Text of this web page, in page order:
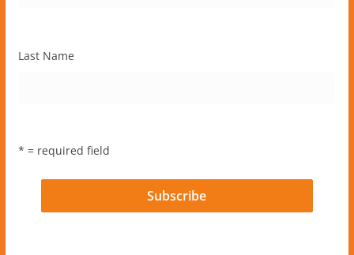
Last Name
* = required field